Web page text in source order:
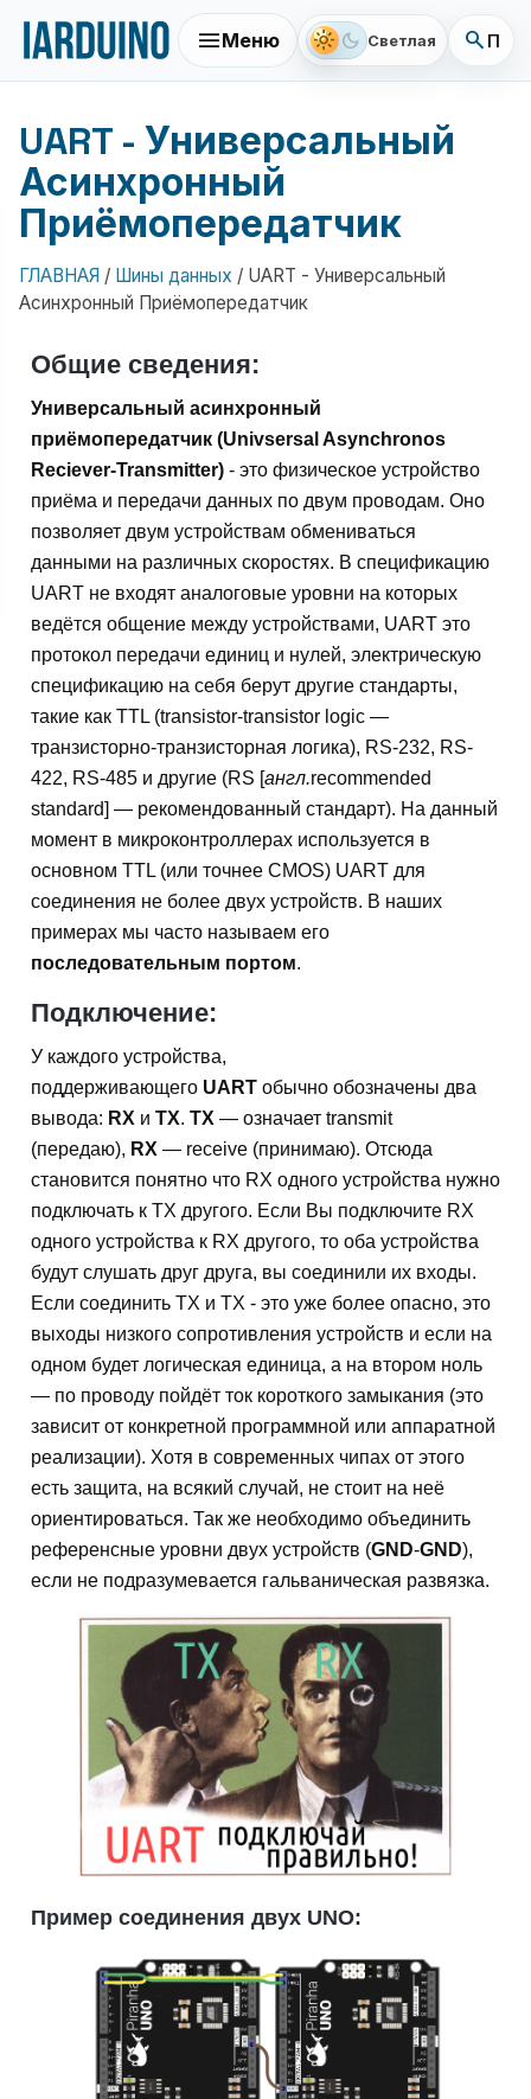
menuМеню light_mode dark_mode Светлая search
UART - Универсальный
Асинхронный
Приёмопередатчик
ГЛАВНАЯ / Шины данных / UART - Универсальный
Асинхронный Приёмопередатчик
Общие сведения:
Универсальный асинхронный
приёмопередатчик (Univsersal Asynchronos
Reciever-Transmitter) - это физическое устройство
приёма и передачи данных по двум проводам. Оно
позволяет двум устройствам обмениваться
данными на различных скоростях. В спецификацию
UART не входят аналоговые уровни на которых
ведётся общение между устройствами, UART это
протокол передачи единиц и нулей, электрическую
спецификацию на себя берут другие стандарты,
такие как TTL (transistor-transistor logic —
транзисторно-транзисторная логика), RS-232, RS-
422, RS-485 и другие (RS [англ.recommended
standard] — рекомендованный стандарт). На данный
момент в микроконтроллерах используется в
основном TTL (или точнее CMOS) UART для
соединения не более двух устройств. В наших
примерах мы часто называем его
последовательным портом.
Подключение:
У каждого устройства,
поддерживающего UART обычно обозначены два
вывода: RX и TX. TX — означает transmit
(передаю), RX — receive (принимаю). Отсюда
становится понятно что RX одного устройства нужно
подключать к TX другого. Если Вы подключите RX
одного устройства к RX другого, то оба устройства
будут слушать друг друга, вы соединили их входы.
Если соединить TX и TX - это уже более опасно, это
выходы низкого сопротивления устройств и если на
одном будет логическая единица, а на втором ноль
— по проводу пойдёт ток короткого замыкания (это
зависит от конкретной программной или аппаратной
реализации). Хотя в современных чипах от этого
есть защита, на всякий случай, не стоит на неё
ориентироваться. Так же необходимо объединить
референсные уровни двух устройств (GND-GND),
если не подразумевается гальваническая развязка.
Пример соединения двух UNO: